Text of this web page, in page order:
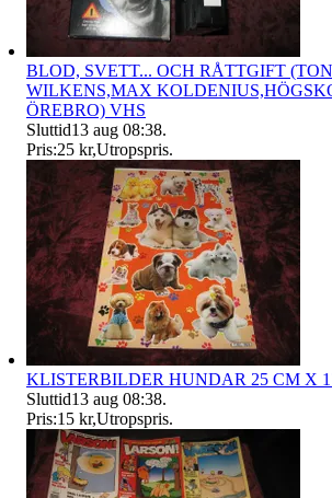
BLOD, SVETT... OCH RÅTTGIFT
WILKENS,MAX
ÖREBRO) VHS
Sluttid13 aug 08:38.
Pris:25 kr,Utropspris.
KLISTERBILDER HUNDAR 25 CM X
Sluttid13 aug 08:38.
Pris:15 kr,Utropspris.